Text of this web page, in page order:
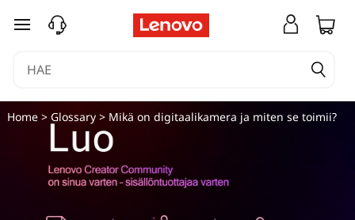
siirry pääsisältöön
Home> Glossary> Mikä on digitaalikamera ja miten se toimii?